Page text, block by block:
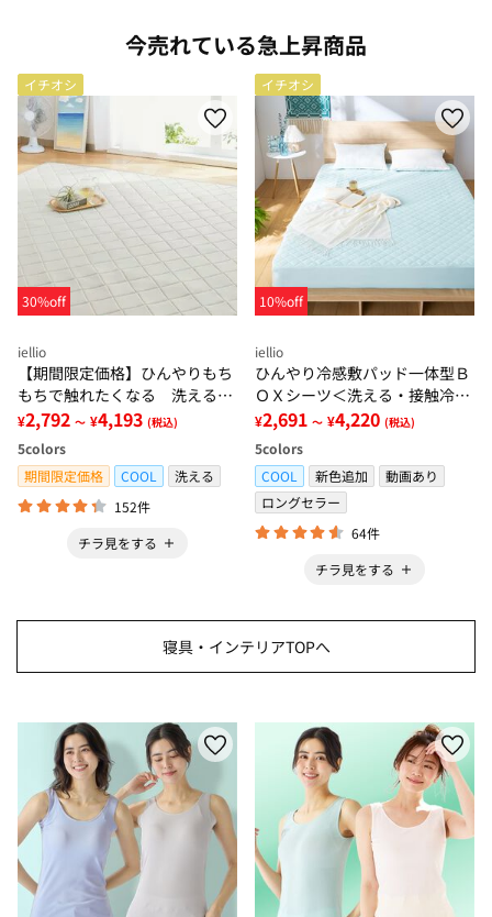
今売れている急上昇商品
イチオシ
30%off
iellio
【期間限定価格】ひんやりもち
もちで触れたくなる 洗えるラ
グ＜低反発・滑りにくい・接触
冷感・防ダニ・カーペット＞
¥2,792 ～ ¥4,193 (税込)
5colors
期間限定価格
COOL
洗える
152件
チラ見をする
イチオシ
10%off
iellio
ひんやり冷感敷パッド一体型Ｂ
ＯＸシーツ＜洗える・接触冷
感・抗菌防臭・時短・家事楽・
ボックスシーツ・寝苦しさ対策
＞
¥2,691 ～ ¥4,220 (税込)
5colors
COOL
新色追加
動画あり
ロングセラー
64件
チラ見をする
寝具・インテリアTOPへ